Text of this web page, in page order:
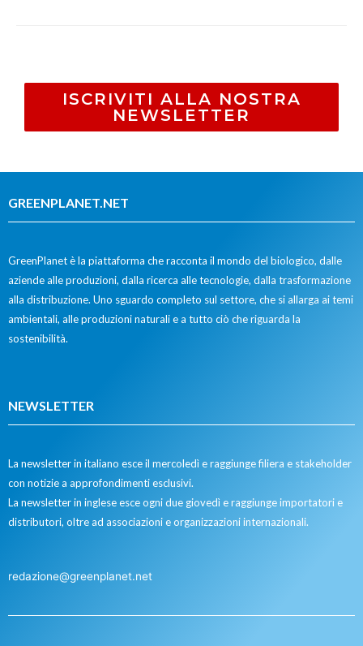
ISCRIVITI ALLA NOSTRA
NEWSLETTER
GREENPLANET.NET
GreenPlanet è la piattaforma che racconta il mondo del biologico, dalle
aziende alle produzioni, dalla ricerca alle tecnologie, dalla trasformazione
alla distribuzione. Uno sguardo completo sul settore, che si allarga ai temi
ambientali, alle produzioni naturali e a tutto ciò che riguarda la
sostenibilità.
NEWSLETTER
La newsletter in italiano esce il mercoledì e raggiunge filiera e stakeholder
con notizie a approfondimenti esclusivi.
La newsletter in inglese esce ogni due giovedì e raggiunge importatori e
distributori, oltre ad associazioni e organizzazioni internazionali.
redazione@greenplanet.net